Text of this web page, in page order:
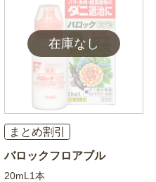
まとめ割引
バロックフロアブル
20mL1本